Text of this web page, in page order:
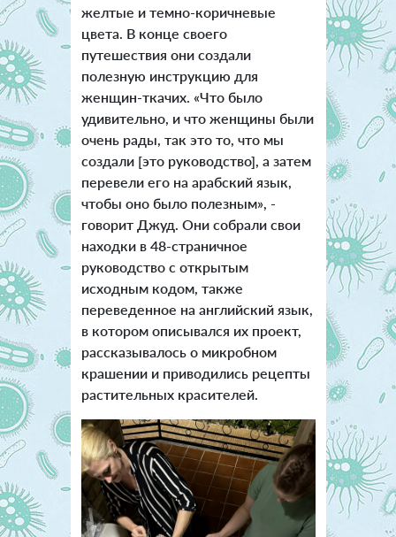
желтые и темно-коричневые
цвета. В конце своего
путешествия они создали
полезную инструкцию для
женщин-ткачих. «Что было
удивительно, и что женщины были
очень рады, так это то, что мы
создали [это руководство], а затем
перевели его на арабский язык,
чтобы оно было полезным», -
говорит Джуд. Они собрали свои
находки в 48-страничное
руководство с открытым
исходным кодом, также
переведенное на английский язык,
в котором описывался их проект,
рассказывалось о микробном
крашении и приводились рецепты
растительных красителей.